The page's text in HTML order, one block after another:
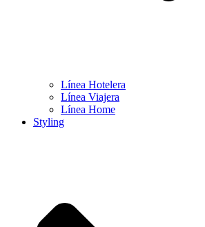
Línea Hotelera
Línea Viajera
Línea Home
Styling